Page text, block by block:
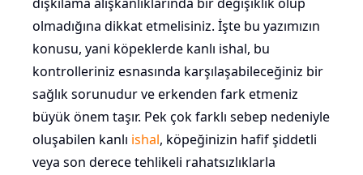
olmadığına dikkat etmelisiniz. İşte bu yazımızın
konusu, yani köpeklerde kanlı ishal, bu
kontrolleriniz esnasında karşılaşabileceğiniz bir
sağlık sorunudur ve erkenden fark etmeniz
büyük önem taşır. Pek çok farklı sebep nedeniyle
oluşabilen kanlı ishal, köpeğinizin hafif şiddetli
veya son derece tehlikeli rahatsızlıklarla